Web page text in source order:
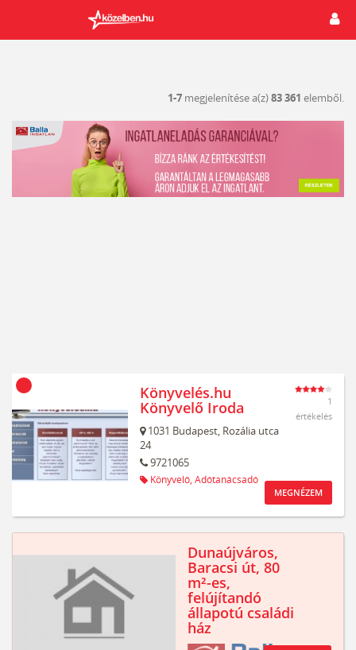
1-7 megjelenítése a(z)83 361 elemből.
Könyvelés.hu
Könyvelő Iroda
1031 Budapest, Rozália utca
24
9721065
Könyvelő, Adótanácsadó
1
értékelés
MEGNÉZEM
Dunaújváros,
Baracsi út, 80
m²-es,
felújítandó
állapotú családi
ház